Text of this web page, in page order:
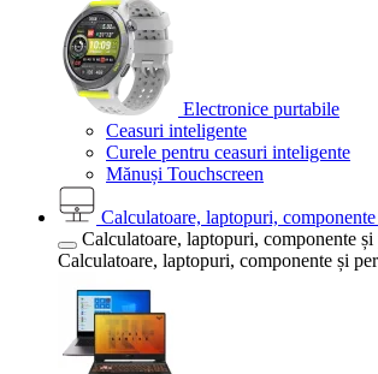
Electronice purtabile
Ceasuri inteligente
Curele pentru ceasuri inteligente
Mănuși Touchscreen
Calculatoare, laptopuri,
Calculatoare, laptopuri, componente
Calculatoare, laptopuri, componente și